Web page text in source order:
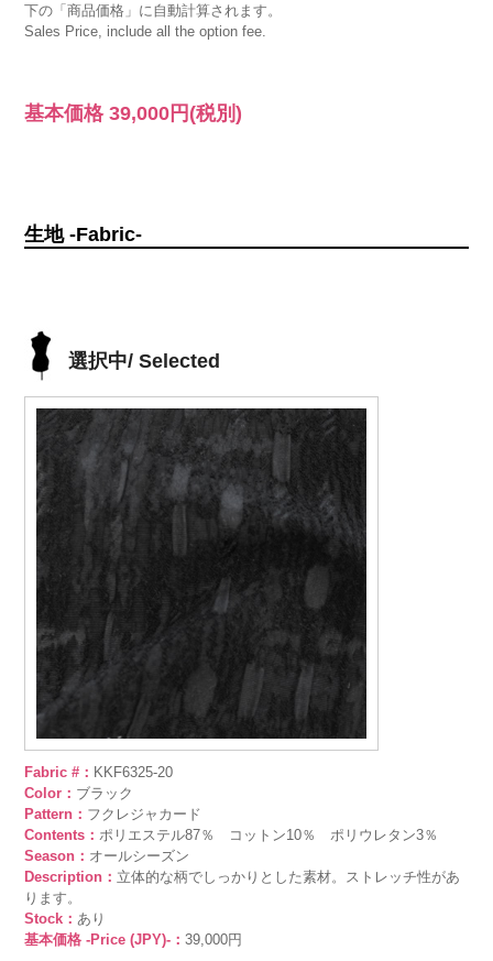
下の「商品価格」に自動計算されます。
Sales Price, include all the option fee.
基本価格39,000円 (税別)
生地 -Fabric-
選択中/ Selected
Fabric #： KKF6325-20
Color： ブラック
Pattern： フクレジャカード
Contents：ポリエステル87％ コットン10％ ポリウレタン3％
Season： オールシーズン
Description： 立体的な柄でしっかりとした素材。ストレッチ性があ
ります。
Stock：あり
基本価格 -Price (JPY)-：39,000円